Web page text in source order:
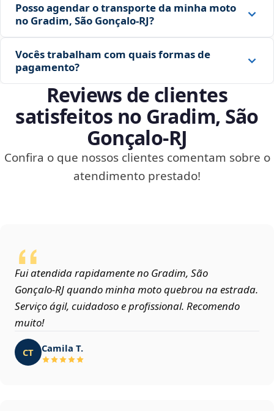
Posso agendar o transporte da minha moto
no Gradim, São Gonçalo‑RJ?
Vocês trabalham com quais formas de
pagamento?
Reviews de clientes
satisfeitos no Gradim, São
Gonçalo‑RJ
Confira o que nossos clientes comentam sobre o
atendimento prestado!
Fui atendida rapidamente no Gradim, São
Gonçalo‑RJ quando minha moto quebrou na estrada.
Serviço ágil, cuidadoso e profissional. Recomendo
muito!
CT Camila T.